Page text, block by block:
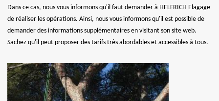
Dans ce cas, nous vous informons qu'il faut demander à HELFRICH Elagage
de réaliser les opérations. Ainsi, nous vous informons qu'il est possible de
demander des informations supplémentaires en visitant son site web.
Sachez qu'il peut proposer des tarifs très abordables et accessibles à tous.